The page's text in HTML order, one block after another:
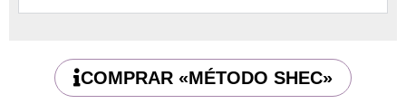
COMPRAR «MÉTODO SHEC»